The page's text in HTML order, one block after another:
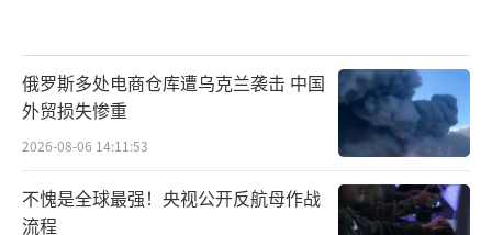
俄罗斯多处电商仓库遭乌克兰袭击 中国
外贸损失惨重
2026-08-06 14:11:53
不愧是全球最强！央视公开反航母作战
流程